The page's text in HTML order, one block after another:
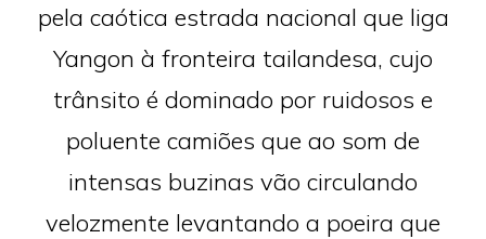
pela caótica estrada nacional que liga
Yangon à fronteira tailandesa, cujo
trânsito é dominado por ruidosos e
poluente camiões que ao som de
intensas buzinas vão circulando
velozmente levantando a poeira que